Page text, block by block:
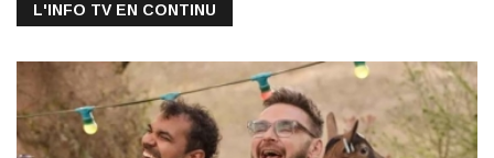
L'INFO TV EN CONTINU